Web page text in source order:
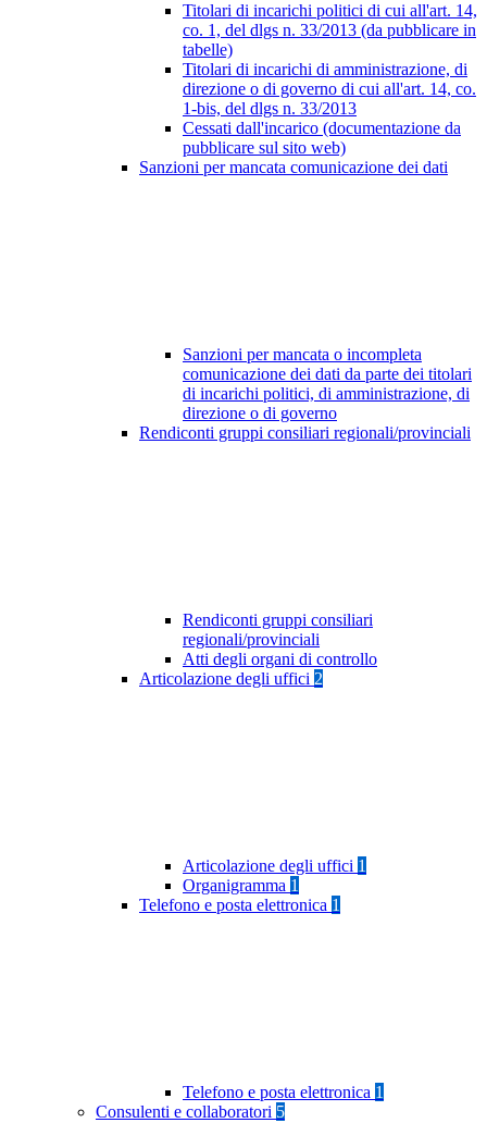
Titolari di incarichi politici di cui all'art. 14,
co. 1, del dlgs n. 33/2013 (da pubblicare in
tabelle)
Titolari di incarichi di amministrazione, di
direzione o di governo di cui all'art. 14, co.
1-bis, del dlgs n. 33/2013
Cessati dall'incarico (documentazione da
pubblicare sul sito web)
Sanzioni per mancata comunicazione dei dati
Sanzioni per mancata o incompleta
comunicazione dei dati da parte dei titolari
di incarichi politici, di amministrazione, di
direzione o di governo
Rendiconti gruppi consiliari regionali/provinciali
Rendiconti gruppi consiliari
regionali/provinciali
Atti degli organi di controllo
Articolazione degli uffici 2
Articolazione degli uffici 1
Organigramma 1
Telefono e posta elettronica 1
Telefono e posta elettronica 1
Consulenti e collaboratori 5